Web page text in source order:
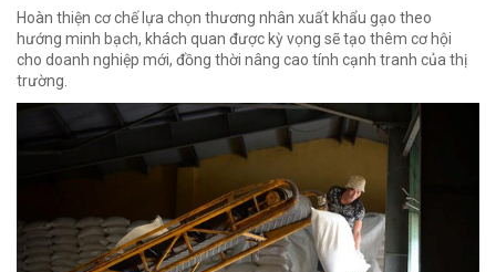
Hoàn thiện cơ chế lựa chọn thương nhân xuất khẩu gạo theo
hướng minh bạch, khách quan được kỳ vọng sẽ tạo thêm cơ hội
cho doanh nghiệp mới, đồng thời nâng cao tính cạnh tranh của thị
trường.